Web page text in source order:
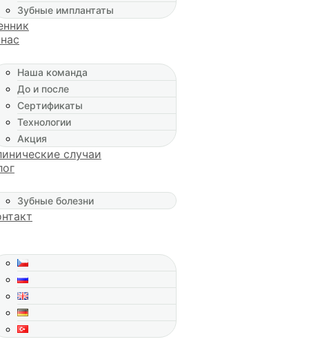
Зубные имплантаты
Наша команда
До и после
Сертификаты
Технологии
Акция
случаи
Зубные болезни